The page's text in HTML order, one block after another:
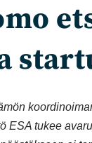
ESA tukee